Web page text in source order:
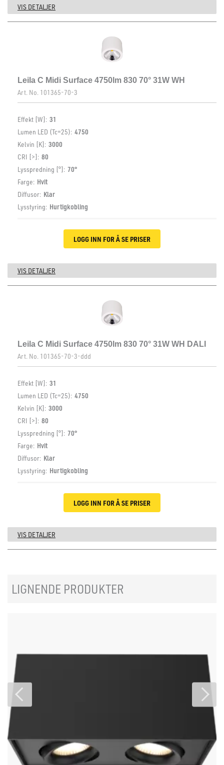
VIS DETALJER
Leila C Midi Surface 4750lm 830 70° 31W WH
Art. No. 101365-70-3
Effekt [W]: 31
Lumen LED (Tc=25): 4750
Kelvin [K]: 3000
CRI [>]: 80
Lysspredning [°]: 70°
Farge: Hvit
Diffusor: Klar
Lysstyring: Hurtigkobling
LOGG INN FOR Å SE PRISER
VIS DETALJER
Leila C Midi Surface 4750lm 830 70° 31W WH DALI
Art. No. 101365-70-3-ddd
Effekt [W]: 31
Lumen LED (Tc=25): 4750
Kelvin [K]: 3000
CRI [>]: 80
Lysspredning [°]: 70°
Farge: Hvit
Diffusor: Klar
Lysstyring: Hurtigkobling
LOGG INN FOR Å SE PRISER
VIS DETALJER
LIGNENDE PRODUKTER